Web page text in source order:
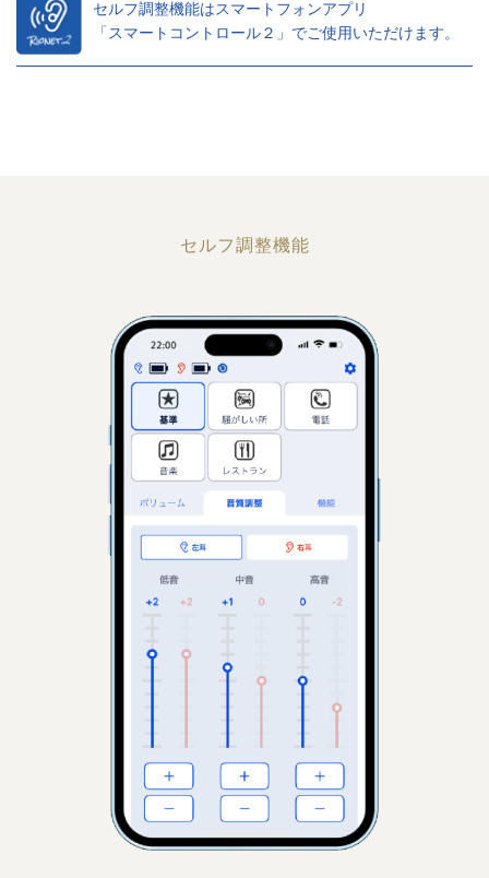
セルフ調整機能はスマートフォンアプリ
「スマートコントロール２」でご使用いただけます。
セルフ調整機能